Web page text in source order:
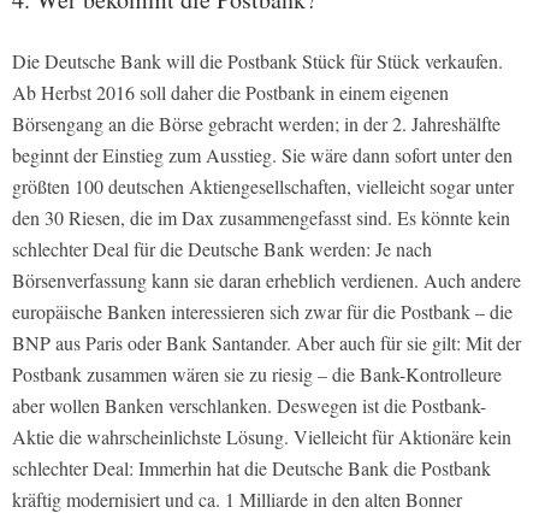
Die Deutsche Bank will die Postbank Stück für Stück verkaufen.
Ab Herbst 2016 soll daher die Postbank in einem eigenen
Börsengang an die Börse gebracht werden; in der 2. Jahreshälfte
beginnt der Einstieg zum Ausstieg. Sie wäre dann sofort unter den
größten 100 deutschen Aktiengesellschaften, vielleicht sogar unter
den 30 Riesen, die im Dax zusammengefasst sind. Es könnte kein
schlechter Deal für die Deutsche Bank werden: Je nach
Börsenverfassung kann sie daran erheblich verdienen. Auch andere
europäische Banken interessieren sich zwar für die Postbank – die
BNP aus Paris oder Bank Santander. Aber auch für sie gilt: Mit der
Postbank zusammen wären sie zu riesig – die Bank-Kontrolleure
aber wollen Banken verschlanken. Deswegen ist die Postbank-
Aktie die wahrscheinlichste Lösung. Vielleicht für Aktionäre kein
schlechter Deal: Immerhin hat die Deutsche Bank die Postbank
kräftig modernisiert und ca. 1 Milliarde in den alten Bonner